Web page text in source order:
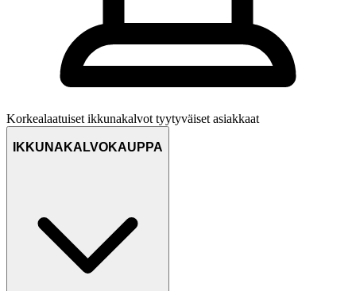
Korkealaatuiset ikkunakalvot tyytyväiset asiakkaat
IKKUNAKALVOKAUPPA